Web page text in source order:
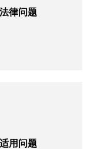
律问题
用问题